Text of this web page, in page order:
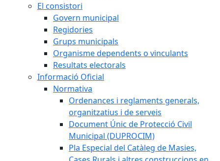
El consistori
Govern municipal
Regidories
Grups municipals
Organisme dependents o vinculants
Resultats electorals
Informació Oficial
Normativa
Ordenances i reglaments generals,
organitzatius i de serveis
Document Únic de Protecció Civil
Municipal (DUPROCIM)
Pla Especial del Catàleg de Masies,